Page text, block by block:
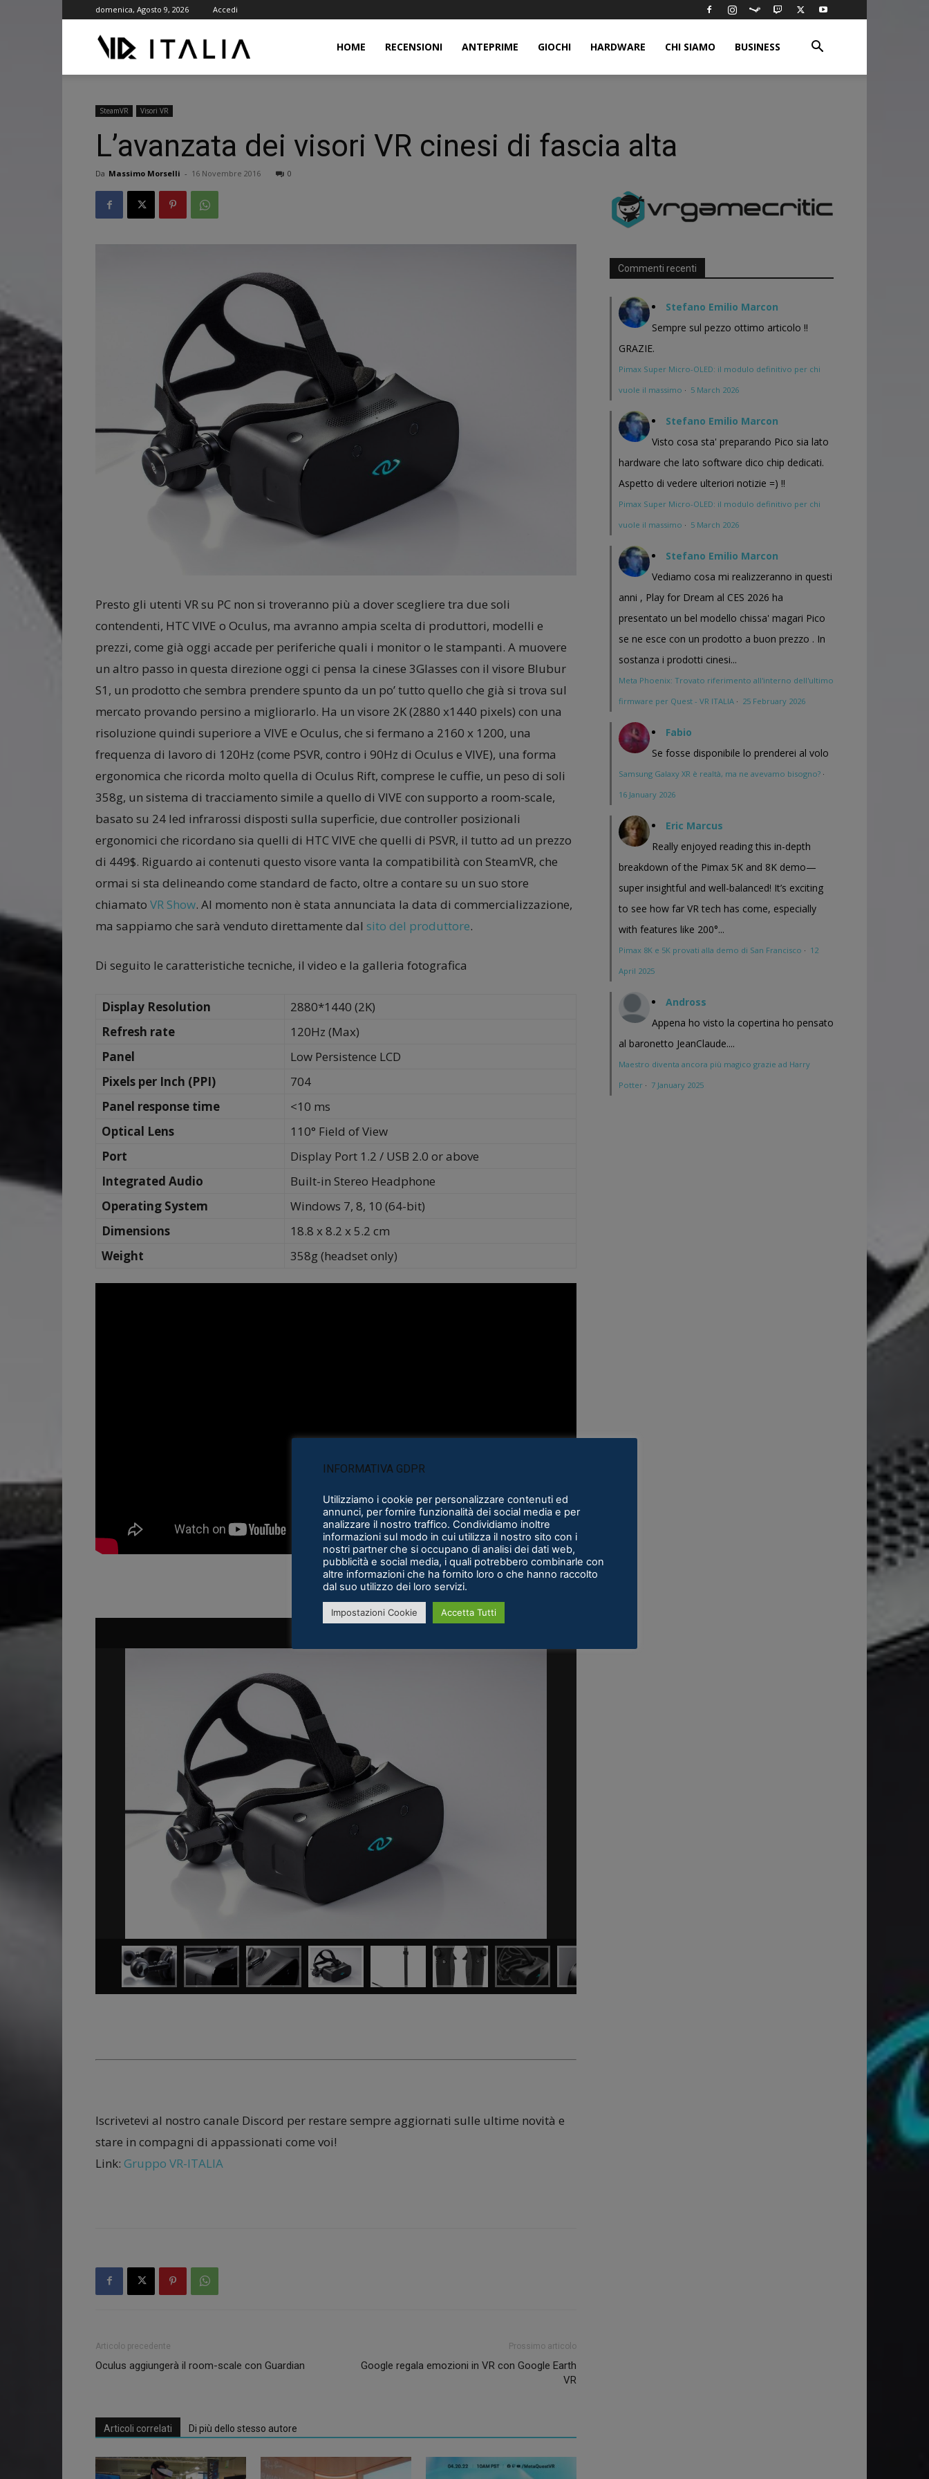
domenica, Agosto 9, 2026 Accedi
HOME RECENSIONI ANTEPRIME GIOCHI HARDWARE CHI SIAMO BUSINESS
SteamVR Visori VR
L’avanzata dei visori VR cinesi di fascia alta
Da Massimo Morselli - 16 Novembre 2016 0
Presto gli utenti VR su PC non si troveranno più a dover scegliere tra due soli
contendenti, HTC VIVE o Oculus, ma avranno ampia scelta di produttori, modelli e
prezzi, come già oggi accade per periferiche quali i monitor o le stampanti. A muovere
un altro passo in questa direzione oggi ci pensa la cinese 3Glasses con il visore Blubur
S1, un prodotto che sembra prendere spunto da un po’ tutto quello che già si trova sul
mercato provando persino a migliorarlo. Ha un visore 2K (2880 x1440 pixels) con una
risoluzione quindi superiore a VIVE e Oculus, che si fermano a 2160 x 1200, una
frequenza di lavoro di 120Hz (come PSVR, contro i 90Hz di Oculus e VIVE), una forma
ergonomica che ricorda molto quella di Oculus Rift, comprese le cuffie, un peso di soli
358g, un sistema di tracciamento simile a quello di VIVE con supporto a room-scale,
basato su 24 led infrarossi disposti sulla superficie, due controller posizionali
ergonomici che ricordano sia quelli di HTC VIVE che quelli di PSVR, il tutto ad un prezzo
di 449$. Riguardo ai contenuti questo visore vanta la compatibilità con SteamVR, che
ormai si sta delineando come standard de facto, oltre a contare su un suo store
chiamato VR Show. Al momento non è stata annunciata la data di commercializzazione,
ma sappiamo che sarà venduto direttamente dal sito del produttore.
Di seguito le caratteristiche tecniche, il video e la galleria fotografica
Display Resolution
2880*1440 (2K)
Refresh rate
120Hz (Max)
Panel
Low Persistence LCD
Pixels per Inch (PPI)
704
Panel response time
<10 ms
Optical Lens
110° Field of View
Port
Display Port 1.2 / USB 2.0 or above
Integrated Audio
Built-in Stereo Headphone
Operating System
Windows 7, 8, 10 (64-bit)
Dimensions
18.8 x 8.2 x 5.2 cm
Weight
358g (headset only)
Iscrivetevi al nostro canale Discord per restare sempre aggiornati sulle ultime novità e
stare in compagni di appassionati come voi!
Link: Gruppo VR-ITALIA
Articolo precedente
Oculus aggiungerà il room-scale con Guardian
Prossimo articolo
Google regala emozioni in VR con Google Earth
VR
Articoli correlati Di più dello stesso autore
Commenti recenti
Stefano Emilio Marcon
Sempre sul pezzo ottimo articolo !!
GRAZIE.
Pimax Super Micro-OLED: il modulo definitivo per chi
vuole il massimo · 5 March 2026
Stefano Emilio Marcon
Visto cosa sta' preparando Pico sia lato
hardware che lato software dico chip dedicati.
Aspetto di vedere ulteriori notizie =) !!
Pimax Super Micro-OLED: il modulo definitivo per chi
vuole il massimo · 5 March 2026
Stefano Emilio Marcon
Vediamo cosa mi realizzeranno in questi
anni , Play for Dream al CES 2026 ha
presentato un bel modello chissa' magari Pico
se ne esce con un prodotto a buon prezzo . In
sostanza i prodotti cinesi...
Meta Phoenix: Trovato riferimento all'interno dell'ultimo
firmware per Quest - VR ITALIA · 25 February 2026
Fabio
Se fosse disponibile lo prenderei al volo
Samsung Galaxy XR è realtà, ma ne avevamo bisogno? ·
16 January 2026
Eric Marcus
Really enjoyed reading this in-depth
breakdown of the Pimax 5K and 8K demo—
super insightful and well-balanced! It’s exciting
to see how far VR tech has come, especially
with features like 200°...
Pimax 8K e 5K provati alla demo di San Francisco · 12
April 2025
Andross
Appena ho visto la copertina ho pensato
al baronetto JeanClaude....
Maestro diventa ancora più magico grazie ad Harry
Potter · 7 January 2025
INFORMATIVA GDPR
Utilizziamo i cookie per personalizzare contenuti ed
annunci, per fornire funzionalità dei social media e per
analizzare il nostro traffico. Condividiamo inoltre
informazioni sul modo in cui utilizza il nostro sito con i
nostri partner che si occupano di analisi dei dati web,
pubblicità e social media, i quali potrebbero combinarle con
altre informazioni che ha fornito loro o che hanno raccolto
dal suo utilizzo dei loro servizi.
Impostazioni Cookie Accetta Tutti